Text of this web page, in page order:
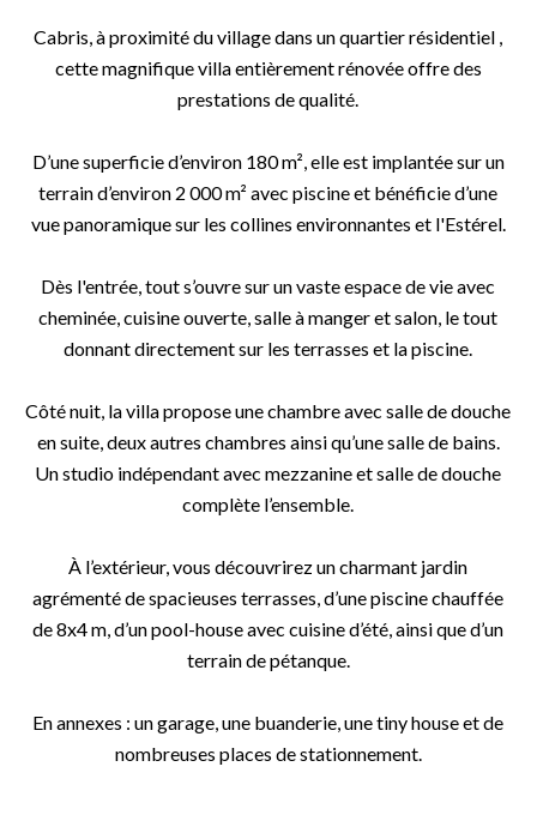
Cabris, à proximité du village dans un quartier résidentiel ,
cette magnifique villa entièrement rénovée offre des
prestations de qualité.
D’une superficie d’environ 180 m², elle est implantée sur un
terrain d’environ 2 000 m² avec piscine et bénéficie d’une
vue panoramique sur les collines environnantes et l'Estérel.
Dès l'entrée, tout s’ouvre sur un vaste espace de vie avec
cheminée, cuisine ouverte, salle à manger et salon, le tout
donnant directement sur les terrasses et la piscine.
Côté nuit, la villa propose une chambre avec salle de douche
en suite, deux autres chambres ainsi qu’une salle de bains.
Un studio indépendant avec mezzanine et salle de douche
complète l’ensemble.
À l’extérieur, vous découvrirez un charmant jardin
agrémenté de spacieuses terrasses, d’une piscine chauffée
de 8x4 m, d’un pool-house avec cuisine d’été, ainsi que d’un
terrain de pétanque.
En annexes : un garage, une buanderie, une tiny house et de
nombreuses places de stationnement.